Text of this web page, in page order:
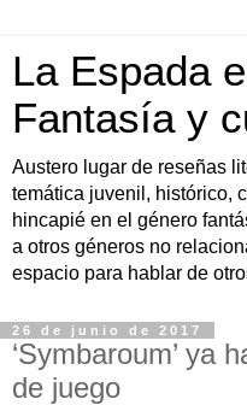
La Espada
Fantasía y
Austero lugar de reseñas
temática juvenil, histórico,
hincapié en el género
a otros géneros no
espacio para hablar de
26 de junio de 2017
‘Symbaroum’ ya
de juego